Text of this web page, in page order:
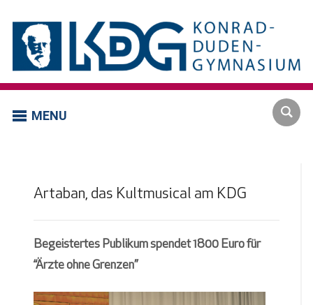
MENU
Artaban, das Kultmusical am KDG
Begeistertes Publikum spendet 1800 Euro für
“Ärzte ohne Grenzen”